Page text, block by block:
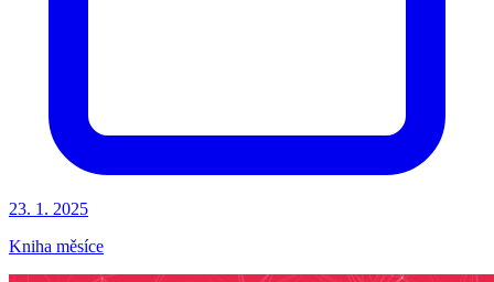
23. 1. 2025
Kniha měsíce